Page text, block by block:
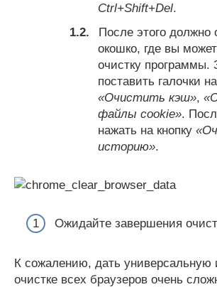
Ctrl+Shift+Del.
После этого должно
окошко, где вы
очистку программы.
поставить галочки
«Очистить кэш»,
файлы cookie».
нажать на кнопку
историю».
Ожидайте завершения
К сожалению, дать универсальную
очистке всех браузеров очень